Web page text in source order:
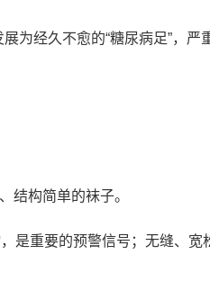
为经久不愈的“糖尿病足”，严
结构简单的袜子。
是重要的预警信号；无缝、宽